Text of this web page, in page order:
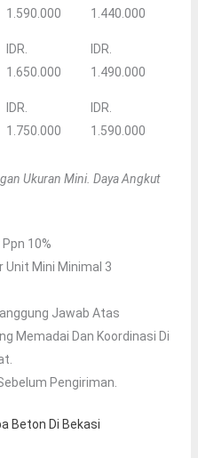
1.590.000
1.440.000
IDR.
1.650.000
IDR.
1.490.000
IDR.
1.750.000
IDR.
1.590.000
Ukuran Mini. Daya Angkut
10%
Unit Mini Minimal 3
Jawab Atas
Memadai Dan Koordinasi Di
Pengiriman.
Beton Di Bekasi